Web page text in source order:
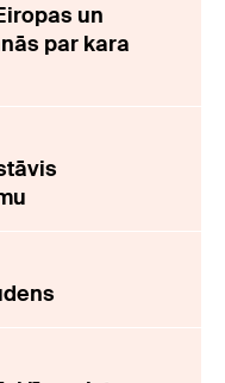
un
par kara